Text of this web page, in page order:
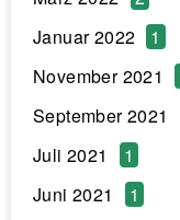
Januar 2022
1
November 2021
September 2021
Juli 2021
1
Juni 2021
1